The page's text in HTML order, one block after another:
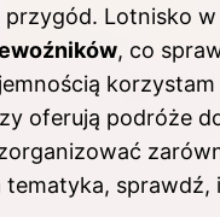
Lotnisko
, co
oferują podróże
tematyka, sprawdź,